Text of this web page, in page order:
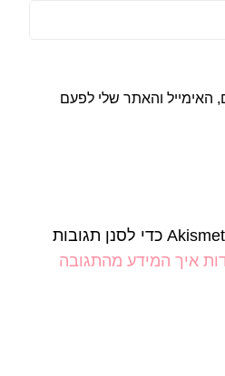
והאתר שלי לפעם
אתר זו עושה שימוש ב-Akismet כדי לסנן תגובות
איך המידע מהתגובה